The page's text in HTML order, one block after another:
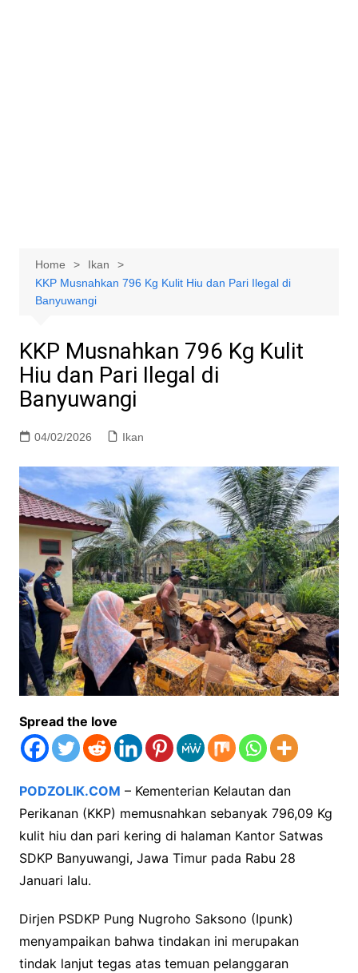
Home
Ikan
KKP Musnahkan 796 Kg Kulit Hiu dan Pari Ilegal di
Banyuwangi
KKP Musnahkan 796 Kg Kulit
Hiu dan Pari Ilegal di
Banyuwangi
04/02/2026 Ikan
Spread the love
PODZOLIK.COM – Kementerian Kelautan dan
Perikanan (KKP) memusnahkan sebanyak 796,09 Kg
kulit hiu dan pari kering di halaman Kantor Satwas
SDKP Banyuwangi, Jawa Timur pada Rabu 28
Januari lalu.
Dirjen PSDKP Pung Nugroho Saksono (Ipunk)
menyampaikan bahwa tindakan ini merupakan
tindak lanjut tegas atas temuan pelanggaran